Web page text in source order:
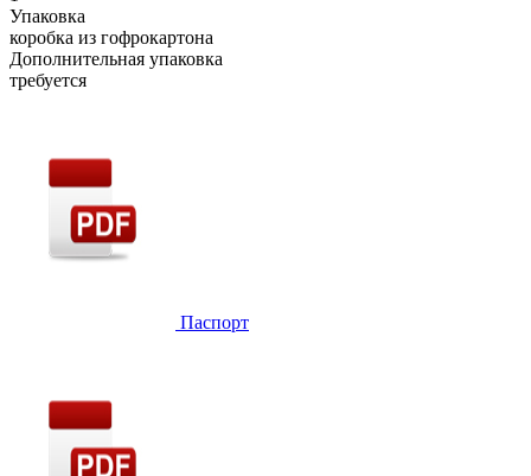
Упаковка
коробка из гофрокартона
Дополнительная упаковка
требуется
Паспорт